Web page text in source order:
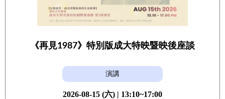
《再見1987》特別版成大特映暨映後座談
演講
2026-08-15 (六) | 13:10~17:00